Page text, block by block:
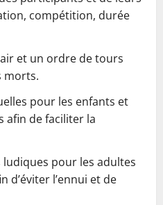
compétition, durée
et un ordre de tours
morts.
pour les enfants et
afin de faciliter la
pour les adultes
d’éviter l’ennui et de